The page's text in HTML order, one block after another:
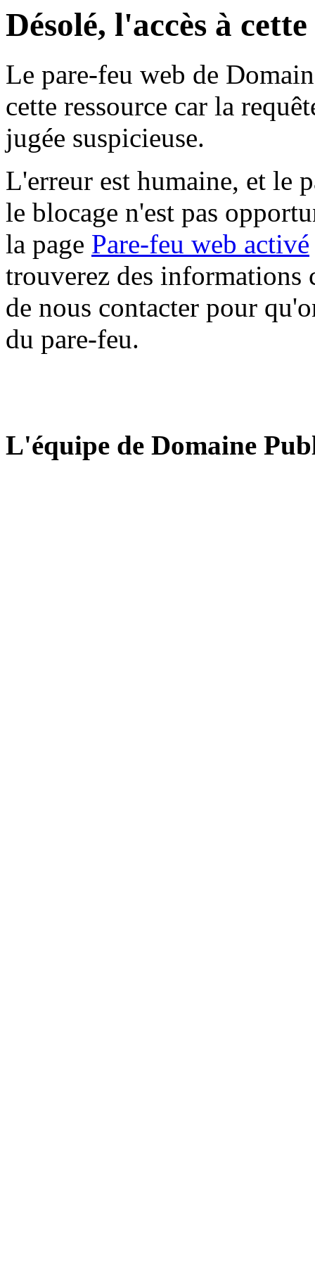
Désolé, l'accès à
Le pare-feu web de
cette ressource car la
jugée suspicieuse.
L'erreur est humaine, et le
le blocage n'est pas
la page Pare-feu web activé
trouverez des informations
de nous contacter pour
du pare-feu.
L'équipe de Domaine